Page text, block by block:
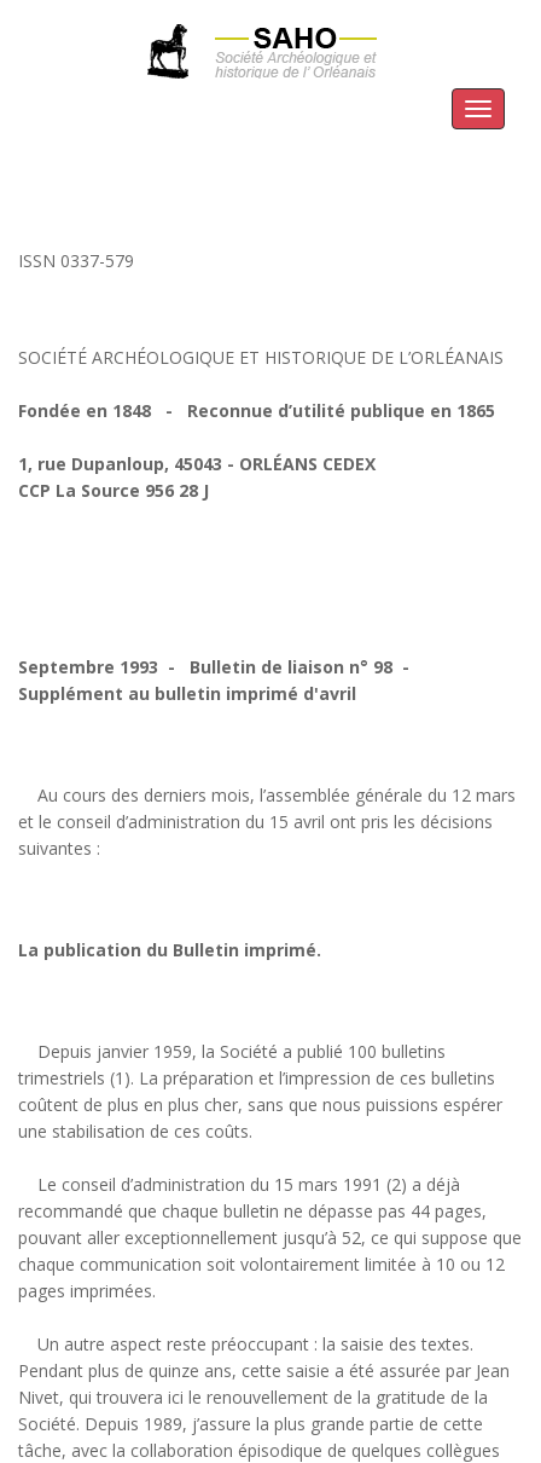
Menu
ISSN 0337-579
SOCIÉTÉ ARCHÉOLOGIQUE ET HISTORIQUE DE L’ORLÉANAIS
Fondée en 1848 - Reconnue d’utilité publique en 1865
1, rue Dupanloup, 45043 - ORLÉANS CEDEX
CCP La Source 956 28 J
Septembre 1993 - Bulletin de liaison n° 98 -
Supplément au bulletin imprimé d'avril
Au cours des derniers mois, l’assemblée générale du 12 mars
et le conseil d’administration du 15 avril ont pris les décisions
suivantes :
La publication du Bulletin imprimé.
Depuis janvier 1959, la Société a publié 100 bulletins
trimestriels (1). La préparation et l’impression de ces bulletins
coûtent de plus en plus cher, sans que nous puissions espérer
une stabilisation de ces coûts.
Le conseil d’administration du 15 mars 1991 (2) a déjà
recommandé que chaque bulletin ne dépasse pas 44 pages,
pouvant aller exceptionnellement jusqu’à 52, ce qui suppose que
chaque communication soit volontairement limitée à 10 ou 12
pages imprimées.
Un autre aspect reste préoccupant : la saisie des textes.
Pendant plus de quinze ans, cette saisie a été assurée par Jean
Nivet, qui trouvera ici le renouvellement de la gratitude de la
Société. Depuis 1989, j’assure la plus grande partie de cette
tâche, avec la collaboration épisodique de quelques collègues